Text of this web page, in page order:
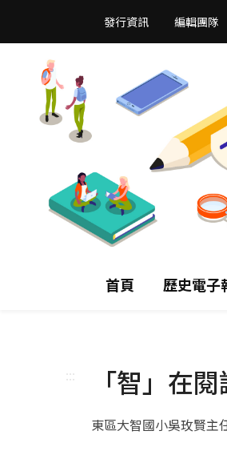
主
發行資訊 編輯團隊
首頁 歷史電子
::: 「智」在
東區大智國小吳玫賢主